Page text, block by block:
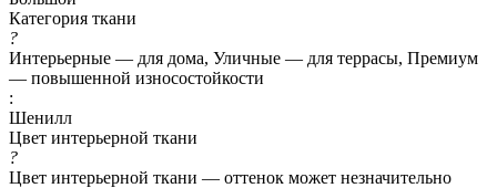
Категория ткани
?
Интерьерные — для дома, Уличные — для террасы, Премиум
— повышенной износостойкости
:
Шенилл
Цвет интерьерной ткани
?
Цвет интерьерной ткани — оттенок может незначительно